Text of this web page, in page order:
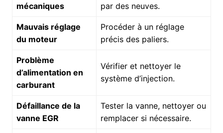
mécaniques
par des neuves.
Mauvais réglage
du moteur
Procéder à un réglage
précis des paliers.
Problème
d’alimentation en
carburant
Vérifier et nettoyer le
système d’injection.
Défaillance de la
vanne EGR
Tester la vanne, nettoyer ou
remplacer si nécessaire.